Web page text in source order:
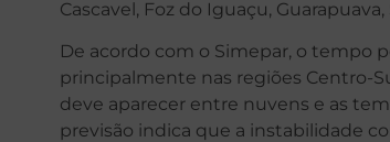
Cascavel, Foz do Iguaçu,
De acordo com o Simepar, o tempo
principalmente nas regiões Centro-
deve aparecer entre nuvens e as
previsão indica que a instabilidade